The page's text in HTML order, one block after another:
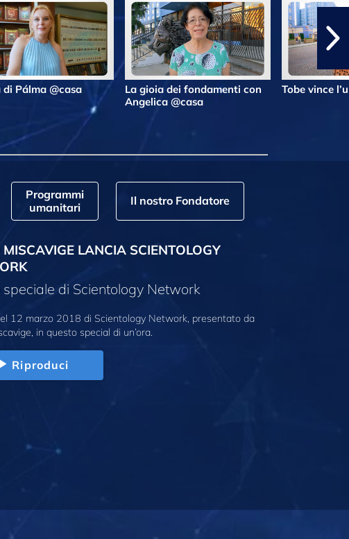
di Pálma @casa
La gioia dei fondamenti con
Angelica @casa
Tobe vince
Programmi
umanitari
Il nostro Fondatore
LANCIA SCIENTOLOGY
speciale di Scientology Network
12 marzo 2018 di Scientology Network, presentato da
in questo special di un’ora.
Riproduci